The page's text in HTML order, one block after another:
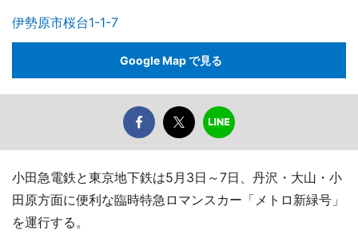
伊勢原市桜台1-1-7
Google Map で見る
小田急電鉄と東京地下鉄は5月3日～7日、丹沢・大山・小
田原方面に便利な臨時特急ロマンスカー「メトロ新緑号」
を運行する。